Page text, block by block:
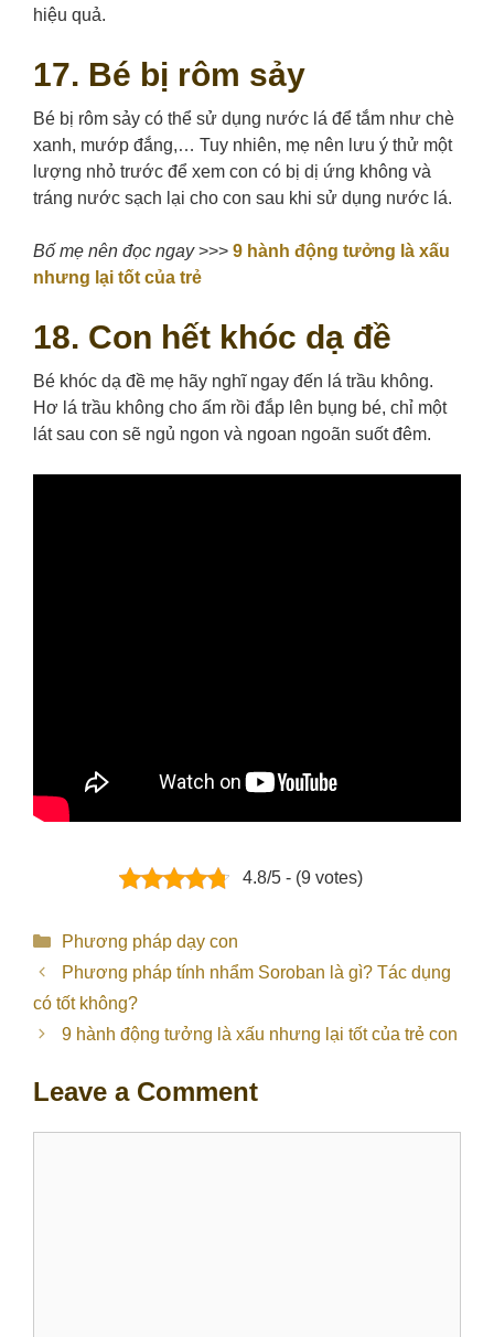
hiệu quả.
17. Bé bị rôm sảy
Bé bị rôm sảy có thể sử dụng nước lá để tắm như chè
xanh, mướp đắng,… Tuy nhiên, mẹ nên lưu ý thử một
lượng nhỏ trước để xem con có bị dị ứng không và
tráng nước sạch lại cho con sau khi sử dụng nước lá.
Bố mẹ nên đọc ngay>>> 9 hành động tưởng là xấu
nhưng lại tốt của trẻ
18. Con hết khóc dạ đề
Bé khóc dạ đề mẹ hãy nghĩ ngay đến lá trầu không.
Hơ lá trầu không cho ấm rồi đắp lên bụng bé, chỉ một
lát sau con sẽ ngủ ngon và ngoan ngoãn suốt đêm.
4.8/5 - (9 votes)
Categories
Phương pháp dạy con
Phương pháp tính nhẩm Soroban là gì? Tác dụng
có tốt không?
9 hành động tưởng là xấu nhưng lại tốt của trẻ con
Leave a Comment